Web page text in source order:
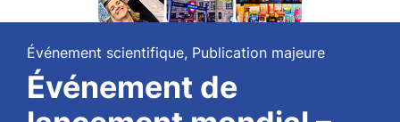
Événement scientifique, Publication majeure
Événement de